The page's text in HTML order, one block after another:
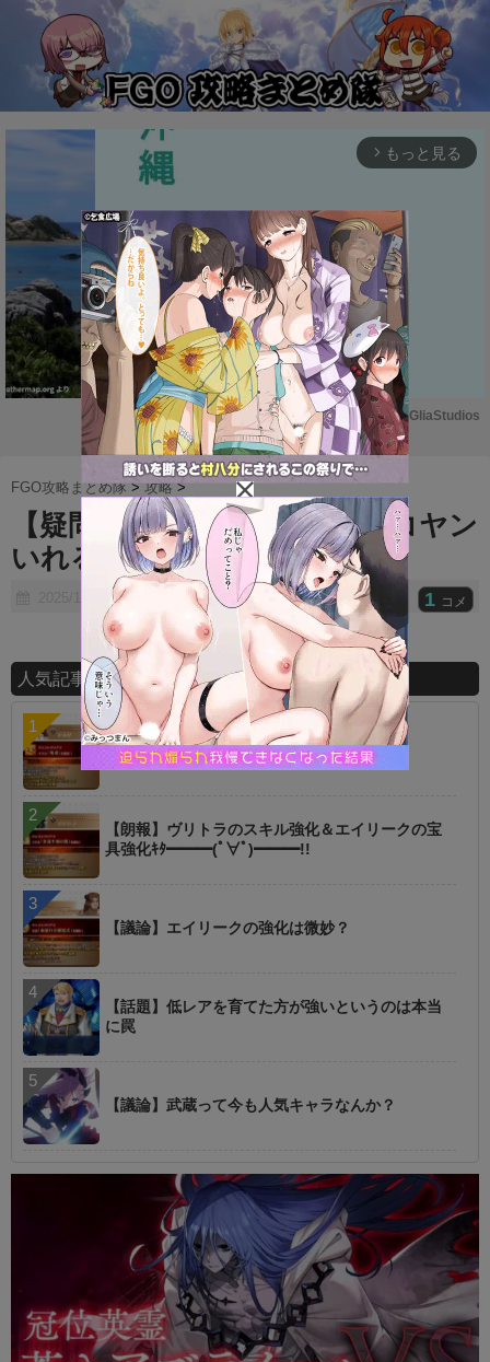
arrow_forward_ios もっと見る
M
u
t
e
Powered by GliaStudios
FGO攻略まとめ隊 >攻略 >
【疑問】カーマなのになんでコヤン
いれるん？
2025/10/17 1 コメ
人気記事ランキング
【指摘】卑弥呼の強化はぶっ壊れじゃない？
【朗報】ヴリトラのスキル強化＆エイリークの宝
具強化ｷﾀ━━━(ﾟ∀ﾟ)━━━!!
【議論】エイリークの強化は微妙？
【話題】低レアを育てた方が強いというのは本当
に罠
【議論】武蔵って今も人気キャラなんか？